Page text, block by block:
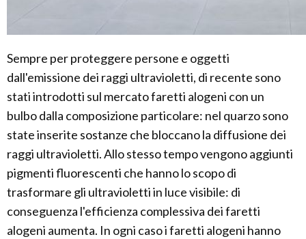
Sempre per proteggere persone e oggetti
dall'emissione dei raggi ultravioletti, di recente sono
stati introdotti sul mercato faretti alogeni con un
bulbo dalla composizione particolare: nel quarzo sono
state inserite sostanze che bloccano la diffusione dei
raggi ultravioletti. Allo stesso tempo vengono aggiunti
pigmenti fluorescenti che hanno lo scopo di
trasformare gli ultravioletti in luce visibile: di
conseguenza l'efficienza complessiva dei faretti
alogeni aumenta. In ogni caso i faretti alogeni hanno